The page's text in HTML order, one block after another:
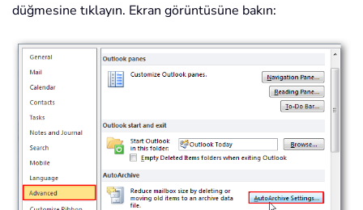
düğmesine tıklayın. Ekran görüntüsüne bakın: